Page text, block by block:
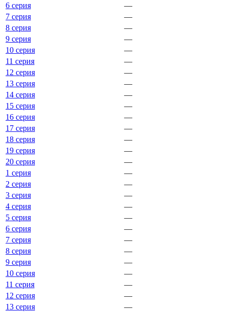
6 серия
—
7 серия
—
8 серия
—
9 серия
—
10 серия
—
11 серия
—
12 серия
—
13 серия
—
14 серия
—
15 серия
—
16 серия
—
17 серия
—
18 серия
—
19 серия
—
20 серия
—
1 серия
—
2 серия
—
3 серия
—
4 серия
—
5 серия
—
6 серия
—
7 серия
—
8 серия
—
9 серия
—
10 серия
—
11 серия
—
12 серия
—
13 серия
—